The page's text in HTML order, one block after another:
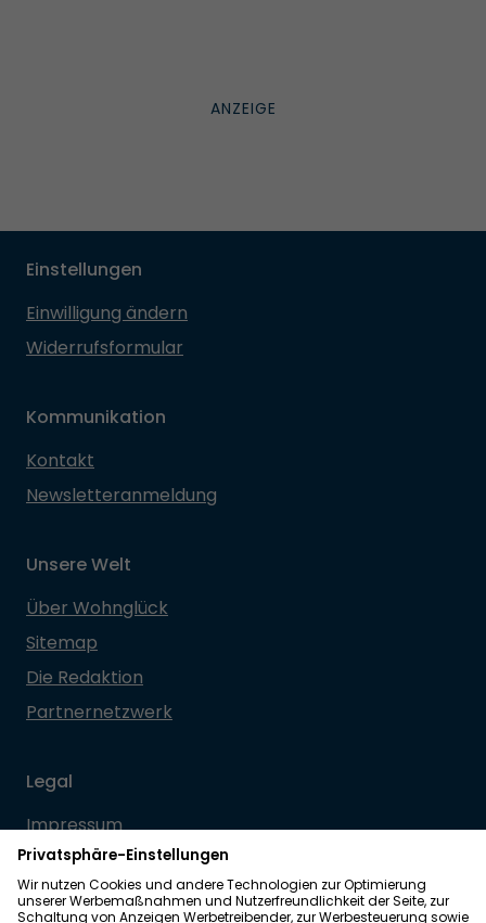
Einstellungen
Einwilligung ändern
Widerrufsformular
Kommunikation
Kontakt
Newsletteranmeldung
Unsere Welt
Über Wohnglück
Sitemap
Die Redaktion
Partnernetzwerk
Legal
Impressum
Datenschutz
Allgemeine Geschäftsbedingungen